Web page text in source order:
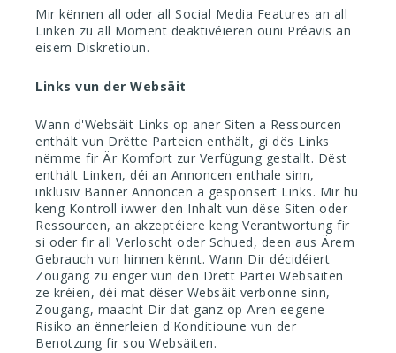
Mir kënnen all oder all Social Media Features an all
Linken zu all Moment deaktivéieren ouni Préavis an
eisem Diskretioun.
Links vun der Websäit
Wann d'Websäit Links op aner Siten a Ressourcen
enthält vun Drëtte Parteien enthält, gi dës Links
nëmme fir Är Komfort zur Verfügung gestallt. Dëst
enthält Linken, déi an Annoncen enthale sinn,
inklusiv Banner Annoncen a gesponsert Links. Mir hu
keng Kontroll iwwer den Inhalt vun dëse Siten oder
Ressourcen, an akzeptéiere keng Verantwortung fir
si oder fir all Verloscht oder Schued, deen aus Ärem
Gebrauch vun hinnen kënnt. Wann Dir décidéiert
Zougang zu enger vun den Drëtt Partei Websäiten
ze kréien, déi mat dëser Websäit verbonne sinn,
Zougang, maacht Dir dat ganz op Ären eegene
Risiko an ënnerleien d'Konditioune vun der
Benotzung fir sou Websäiten.